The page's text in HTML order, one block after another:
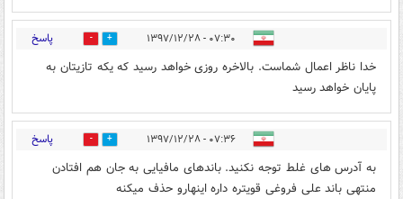
۰۷:۳۰ - ۱۳۹۷/۱۲/۲۸ 28 پاسخ
خدا ناظر اعمال شماست. بالاخره روزی خواهد رسید که یکه تازیتان به
پایان خواهد رسید
۰۷:۳۶ - ۱۳۹۷/۱۲/۲۸ 17 پاسخ
به آدرس های غلط توجه نکنید. باندهای مافیایی به جان هم افتادن
منتهی باند علی فروغی قویتره داره اینهارو حذف میکنه